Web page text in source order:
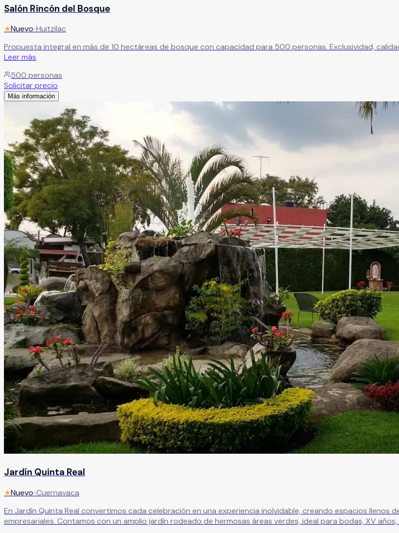
Salón Rincón del Bosque
★Nuevo•Huitzilac
Propuesta integral en más de 10 hectáreas de bosque con capacidad para 500 personas. Exclusividad,
Leer más
500 personas
Solicitar precio
Más información
Jardín Quinta Real
★Nuevo•Cuernavaca
En Jardín Quinta Real convertimos cada celebración en una experiencia inolvidable, creando espacios
empresariales. Contamos con un amplio jardín rodeado de hermosas áreas verdes, ideal para bodas, XV años, cumpleaños, graduaciones, eventos corporativos y reuniones